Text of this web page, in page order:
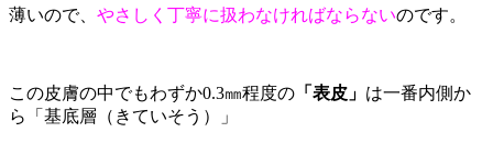
薄いので、 やさしく丁寧に扱わなければならないのです。
この皮膚の中でもわずか0.3㎜程度の 「表皮」 は一番内側か
ら「基底層（きていそう）」